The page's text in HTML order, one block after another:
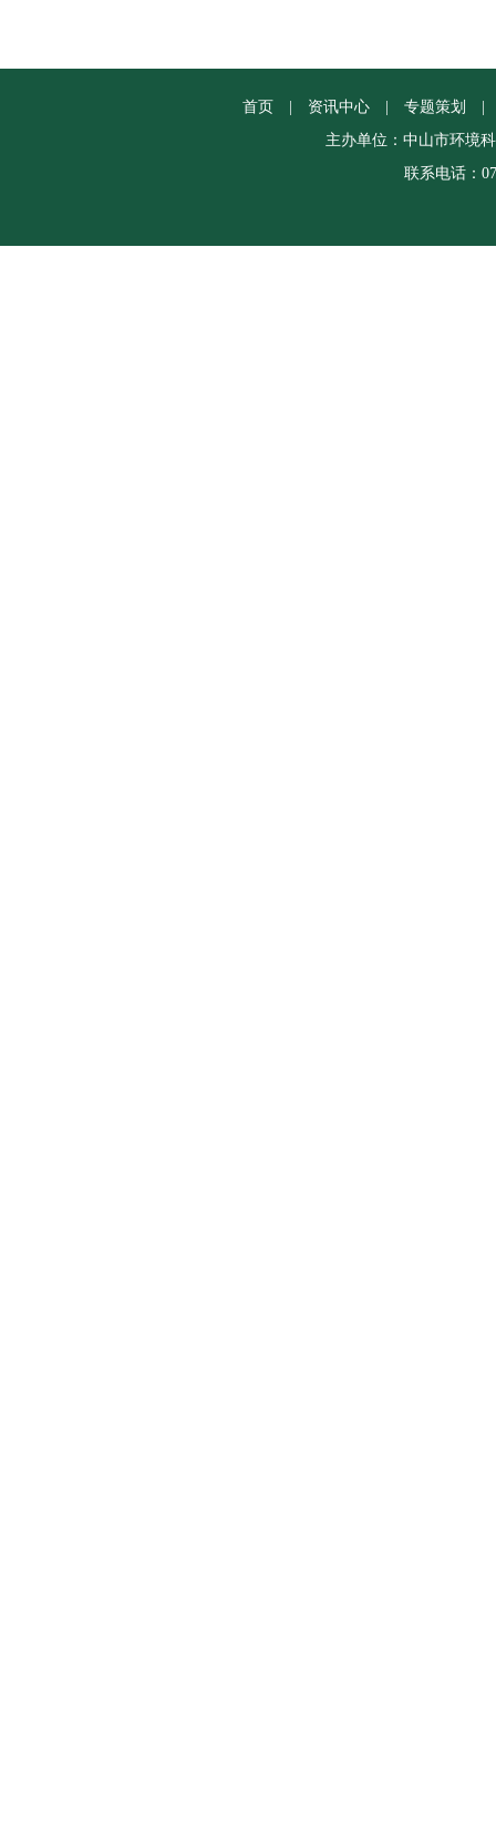
首页 资讯中心 专题策划
主办单位：中山市环境
联系电话：